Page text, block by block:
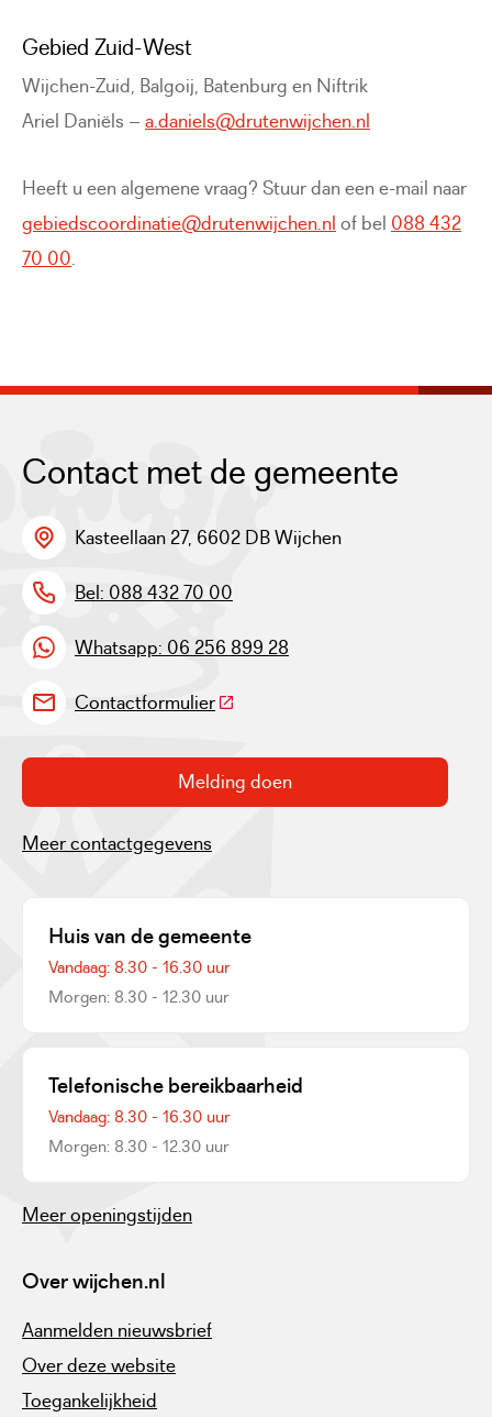
Gebied Zuid-West
Wijchen-Zuid, Balgoij, Batenburg en Niftrik
Ariel Daniëls – a.daniels@drutenwijchen.nl
Heeft u een algemene vraag? Stuur dan een e-mail naar
gebiedscoordinatie@drutenwijchen.nl of bel 088 432
70 00.
Contact met de gemeente
Kasteellaan 27, 6602 DB Wijchen
Bel: 088 432 70 00
Whatsapp: 06 256 899 28
Contactformulier(Deze link gaat naar een externe
Melding doen
Meer contactgegevens
Huis van de gemeente
Vandaag: 8.30 - 16.30 uur
Morgen: 8.30 - 12.30 uur
Telefonische bereikbaarheid
Vandaag: 8.30 - 16.30 uur
Morgen: 8.30 - 12.30 uur
Meer openingstijden
Over wijchen.nl
Aanmelden nieuwsbrief
Over deze website
Toegankelijkheid